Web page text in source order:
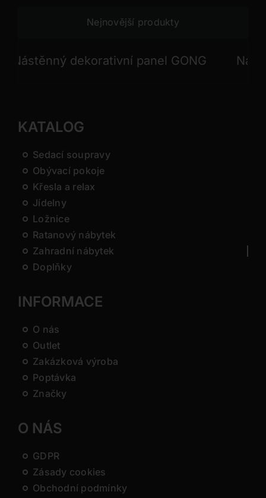
Nejnovější produkty
dekorativní panel GONG
KATALOG
Sedací soupravy
Obývací pokoje
Křesla a relax
Jídelny
Ložnice
Ratanový nábytek
Zahradní nábytek
Doplňky
INFORMACE
O nás
Outlet
Zakázková výroba
Poptávka
Značky
O NÁS
GDPR
Zásady cookies
Obchodní podmínky